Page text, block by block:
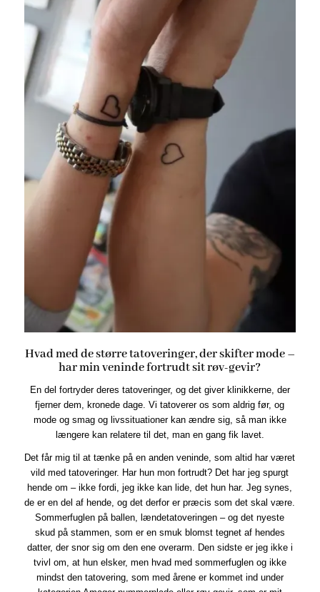
Hvad med de større tatoveringer, der skifter mode –
har min veninde fortrudt sit røv-gevir?
En del fortryder deres tatoveringer, og det giver klinikkerne, der
fjerner dem, kronede dage. Vi tatoverer os som aldrig før, og
mode og smag og livssituationer kan ændre sig, så man ikke
længere kan relatere til det, man en gang fik lavet.
Det får mig til at tænke på en anden veninde, som altid har været
vild med tatoveringer. Har hun mon fortrudt? Det har jeg spurgt
hende om – ikke fordi, jeg ikke kan lide, det hun har. Jeg synes,
de er en del af hende, og det derfor er præcis som det skal være.
Sommerfuglen på ballen, lændetatoveringen – og det nyeste
skud på stammen, som er en smuk blomst tegnet af hendes
datter, der snor sig om den ene overarm. Den sidste er jeg ikke i
tvivl om, at hun elsker, men hvad med sommerfuglen og ikke
mindst den tatovering, som med årene er kommet ind under